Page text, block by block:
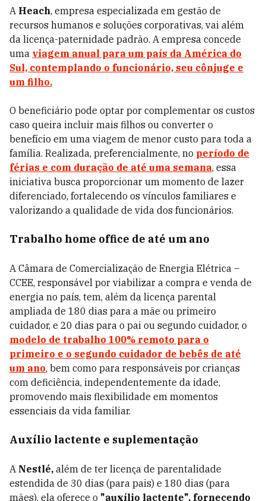
A Heach, empresa especializada em gestão de
recursos humanos e soluções corporativas, vai além
da licença-paternidade padrão. A empresa concede
uma viagem anual para um país da América do
Sul, contemplando o funcionário, seu cônjuge e
um filho.
O beneficiário pode optar por complementar os custos
caso queira incluir mais filhos ou converter o
benefício em uma viagem de menor custo para toda a
família. Realizada, preferencialmente, no período de
férias e com duração de até uma semana, essa
iniciativa busca proporcionar um momento de lazer
diferenciado, fortalecendo os vínculos familiares e
valorizando a qualidade de vida dos funcionários.
Trabalho home office de até um ano
A Câmara de Comercialização de Energia Elétrica –
CCEE, responsável por viabilizar a compra e venda de
energia no país, tem, além da licença parental
ampliada de 180 dias para a mãe ou primeiro
cuidador, e 20 dias para o pai ou segundo cuidador, o
modelo de trabalho 100% remoto para o
primeiro e o segundo cuidador de bebês de até
um ano, bem como para responsáveis por crianças
com deficiência, independentemente da idade,
promovendo mais flexibilidade em momentos
essenciais da vida familiar.
Auxílio lactente e suplementação
A Nestlé, além de ter licença de parentalidade
estendida de 30 dias (para pais) e 180 dias (para
mães), ela oferece o "auxílio lactente", fornecendo